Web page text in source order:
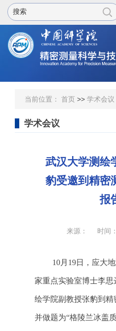
当前位置： 首页 >> 学术会议
学术会议
武汉大学测绘
豹受邀到精密
报
来源： 时间
10月19日，应大
家重点实验室博士李思
绘学院副教授张豹到精
并做题为“格陵兰冰盖